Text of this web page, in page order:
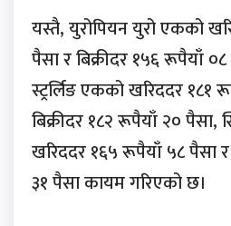
यस्तै, युरोपियन युरो एकको
पैसा र बिक्रीदर १५६ रूपैयाँ
स्ट्रर्लिङ एकको खरिददर १८१
बिक्रीदर १८२ रूपैयाँ २०
खरिददर १६५ रूपैयाँ ५८ पैसा
३१ पैसा कायम गरिएको छ।